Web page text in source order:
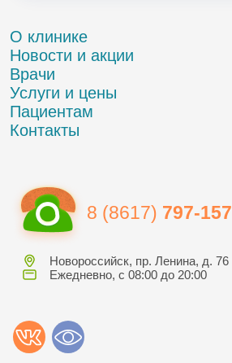
О клинике
Новости и акции
Врачи
Услуги и цены
Пациентам
Контакты
8 (8617) 797-157
Новороссийск, пр. Ленина, д. 76
Ежедневно, с 08:00 до 20:00